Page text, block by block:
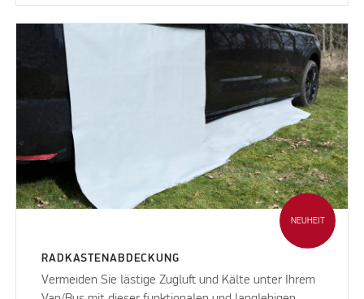
NEUHEIT
RADKASTENABDECKUNG
Vermeiden Sie lästige Zugluft und Kälte unter Ihrem